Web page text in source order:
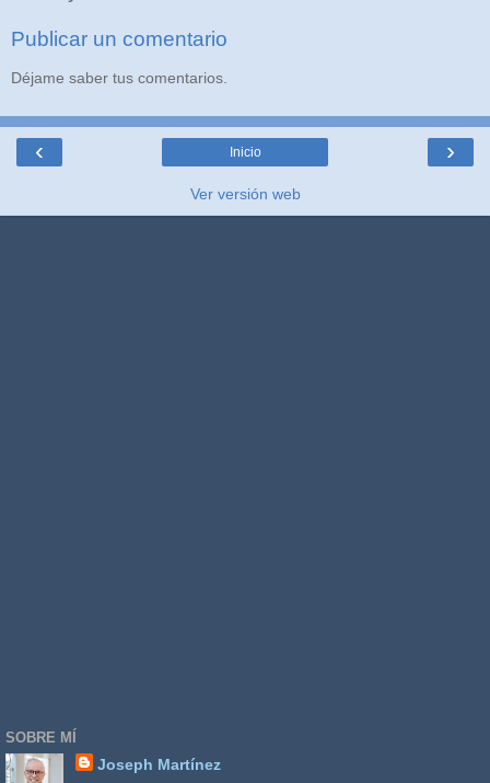
Publicar un comentario
Déjame saber tus comentarios.
‹ ›
Inicio
Ver versión web
SOBRE MÍ
Joseph Martínez